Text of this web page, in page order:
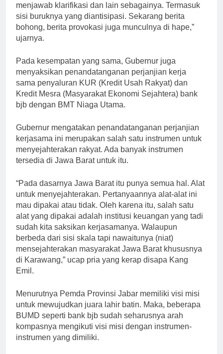
menjawab klarifikasi dan lain sebagainya. Termasuk
sisi buruknya yang diantisipasi. Sekarang berita
bohong, berita provokasi juga munculnya di hape,”
ujarnya.
Pada kesempatan yang sama, Gubernur juga
menyaksikan penandatanganan perjanjian kerja
sama penyaluran KUR (Kredit Usah Rakyat) dan
Kredit Mesra (Masyarakat Ekonomi Sejahtera) bank
bjb dengan BMT Niaga Utama.
Gubernur mengatakan penandatanganan perjanjian
kerjasama ini merupakan salah satu instrumen untuk
menyejahterakan rakyat. Ada banyak instrumen
tersedia di Jawa Barat untuk itu.
“Pada dasarnya Jawa Barat itu punya semua hal. Alat
untuk menyejahterakan. Pertanyaannya alat-alat ini
mau dipakai atau tidak. Oleh karena itu, salah satu
alat yang dipakai adalah institusi keuangan yang tadi
sudah kita saksikan kerjasamanya. Walaupun
berbeda dari sisi skala tapi nawaitunya (niat)
mensejahterakan masyarakat Jawa Barat khususnya
di Karawang,” ucap pria yang kerap disapa Kang
Emil.
Menurutnya Pemda Provinsi Jabar memiliki visi misi
untuk mewujudkan juara lahir batin. Maka, beberapa
BUMD seperti bank bjb sudah seharusnya arah
kompasnya mengikuti visi misi dengan instrumen-
instrumen yang dimiliki.